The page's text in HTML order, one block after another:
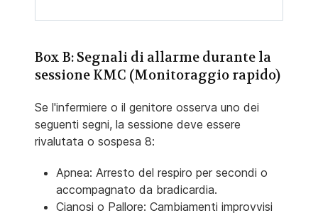
Box B: Segnali di allarme durante la
sessione KMC (Monitoraggio rapido)
Se l'infermiere o il genitore osserva uno dei
seguenti segni, la sessione deve essere
rivalutata o sospesa 8:
Apnea: Arresto del respiro per secondi o
accompagnato da bradicardia.
Cianosi o Pallore: Cambiamenti improvvisi